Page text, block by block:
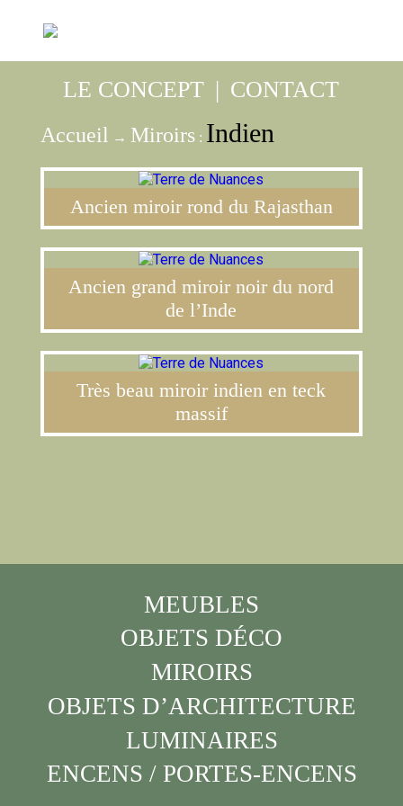
LE CONCEPT | CONTACT
Accueil → Miroirs: Indien
Ancien miroir rond du Rajasthan
Ancien grand miroir noir du nord
de l’Inde
Très beau miroir indien en teck
massif
MEUBLES
OBJETS DÉCO
MIROIRS
OBJETS D’ARCHITECTURE
LUMINAIRES
ENCENS / PORTES-ENCENS